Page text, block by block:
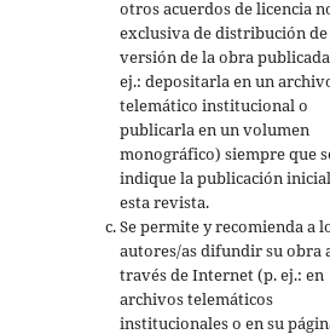
otros acuerdos de licencia
exclusiva de distribución
versión de la obra
ej.: depositarla en un
telemático institucional o
publicarla en un volumen
monográfico) siempre que
indique la publicación
esta revista.
Se permite y recomienda a
autores/as difundir su obra
través de Internet (p. ej.: en
archivos telemáticos
institucionales o en su